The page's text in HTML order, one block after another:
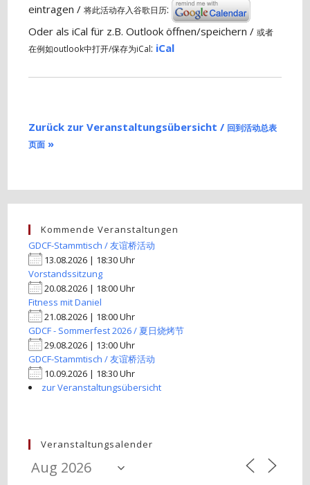
eintragen /将此活动存入谷歌日历:
Oder als iCal für z.B. Outlook öffnen/speichern /或者
在例如outlook中打开/保存为iCal: iCal
Zurück zur Veranstaltungsübersicht / 回到活动总表
页面 »
Kommende Veranstaltungen
GDCF-Stammtisch / 友谊桥活动
13.08.2026 | 18:30 Uhr
Vorstandssitzung
20.08.2026 | 18:00 Uhr
Fitness mit Daniel
21.08.2026 | 18:00 Uhr
GDCF - Sommerfest 2026 / 夏日烧烤节
29.08.2026 | 13:00 Uhr
GDCF-Stammtisch / 友谊桥活动
10.09.2026 | 18:30 Uhr
zur Veranstaltungsübersicht
Veranstaltungsalender